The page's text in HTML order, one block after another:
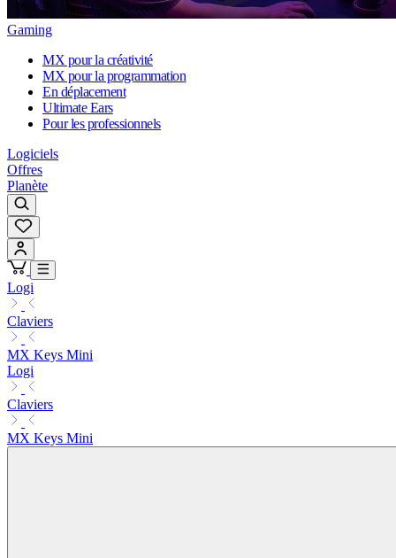
Gaming
MX pour la créativité
MX pour la programmation
En déplacement
Ultimate Ears
Pour les professionnels
Logiciels
Offres
Planète
Logi
Claviers
MX Keys Mini
Logi
Claviers
MX Keys Mini